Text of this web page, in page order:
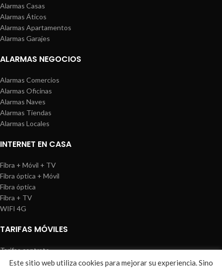
Alarmas Casas
Alarmas Áticos
Alarmas Apartamentos
Alarmas Garajes
ALARMAS NEGOCIOS
Alarmas Comercios
Alarmas Oficinas
Alarmas Naves
Alarmas Tiendas
Alarmas Locales
INTERNET EN CASA
Fibra + Móvil + TV
Fibra óptica + Móvil
Fibra óptica
Fibra + TV
WIFI 4G
TARIFAS MÓVILES
Tarifas contrato
Tarifas prepago
Este sitio web utiliza cookies para mejorar su experiencia. Sino